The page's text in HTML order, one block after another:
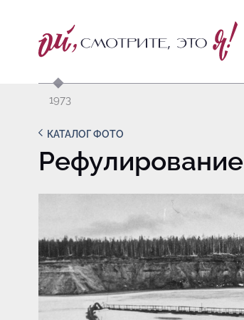
1973
КАТАЛОГ ФОТО
Рефулирование